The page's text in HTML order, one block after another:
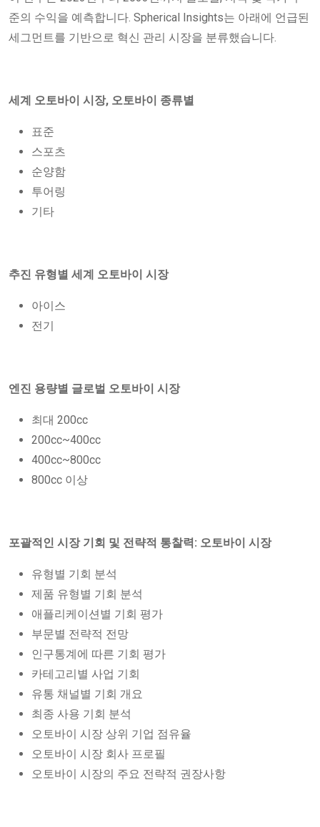
준의 수익을 예측합니다. Spherical Insights는 아래에 언급된
세그먼트를 기반으로 혁신 관리 시장을 분류했습니다.
세계 오토바이 시장, 오토바이 종류별
표준
스포츠
순양함
투어링
기타
추진 유형별 세계 오토바이 시장
아이스
전기
엔진 용량별 글로벌 오토바이 시장
최대 200cc
200cc~400cc
400cc~800cc
800cc 이상
포괄적인 시장 기회 및 전략적 통찰력: 오토바이 시장
유형별 기회 분석
제품 유형별 기회 분석
애플리케이션별 기회 평가
부문별 전략적 전망
인구통계에 따른 기회 평가
카테고리별 사업 기회
유통 채널별 기회 개요
최종 사용 기회 분석
오토바이 시장 상위 기업 점유율
오토바이 시장 회사 프로필
오토바이 시장의 주요 전략적 권장사항